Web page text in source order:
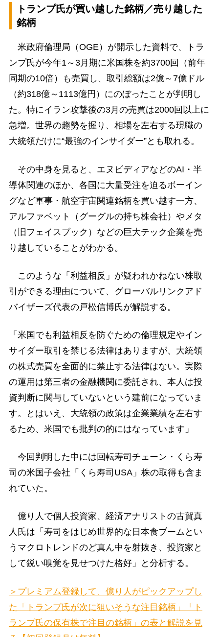
トランプ氏が買い越した銘柄／売り越した
銘柄
米政府倫理局（OGE）が開示した資料で、トラ
ンプ氏が今年1～3月期に米国株を約3700回（前年
同期の10倍）も売買し、取引総額は2億～7億ドル
（約318億～1113億円）にのぼったことが判明し
た。特にイラン攻撃後の3月の売買は2000回以上に
急増。世界の趨勢を握り、相場を左右する現職の
大統領だけに“最強のインサイダー”とも取れる。
その中身を見ると、エヌビディアなどのAI・半
導体関連のほか、各国に大量受注を迫るボーイン
グなど軍事・航空宇宙関連銘柄を買い越す一方、
アルファベット（グーグルの持ち株会社）やメタ
（旧フェイスブック）などの巨大テック企業を売
り越していることがわかる。
このような「利益相反」が疑われかねない株取
引ができる理由について、グローバルリンクアド
バイザーズ代表の戸松信博氏が解説する。
「米国でも利益相反を防ぐための倫理規定やイン
サイダー取引を禁じる法律はありますが、大統領
の株式売買を全面的に禁止する法律はない。実際
の運用は第三者の金融機関に委託され、本人は投
資判断に関与していないという建前になっていま
す。とはいえ、大統領の政策は企業業績を左右す
るため、米国でも批判の的にはなっています」
今回判明した中には回転寿司チェーン・くら寿
司の米国子会社「くら寿司USA」株の取得も含ま
れていた。
億り人で個人投資家、経済アナリストの古賀真
人氏は「寿司をはじめ世界的な日本食ブームとい
うマクロトレンドのど真ん中を射抜き、投資家と
して鋭い嗅覚を見せつけた格好」と分析する。
＞プレミアム登録して、億り人がピックアップし
た「トランプ氏が次に狙いそうな注目銘柄」「ト
ランプ氏の保有株で注目の銘柄」の表と解説を見